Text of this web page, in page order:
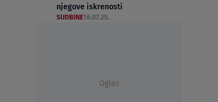
njegove iskrenosti
SUDBINE16.07.25.
Oglas